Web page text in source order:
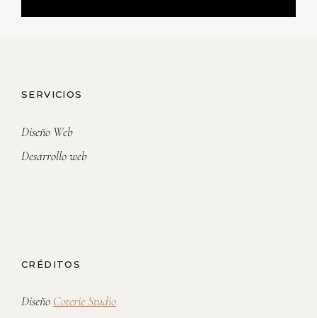
SERVICIOS
Diseño Web
Desarrollo web
CRÉDITOS
Diseño Coterie Studio